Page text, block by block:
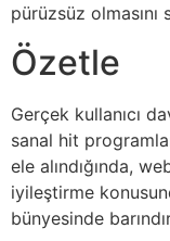
pürüzsüz olmasını
Özetle
Gerçek kullanıcı
sanal hit
ele alındığında,
iyileştirme
bünyesinde